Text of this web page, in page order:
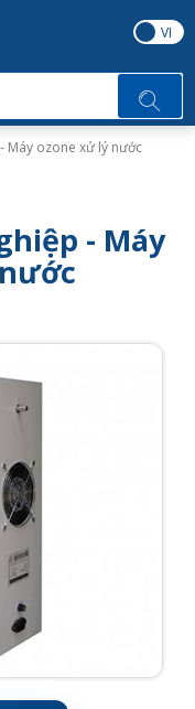
EN VI
Máy ozone xử lý nước
- Máy